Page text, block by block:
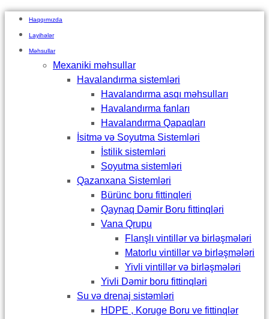
Haqqımızda
Layihələr
Məhsullar
Mexaniki məhsullar
Havalandırma sistemləri
Havalandırma asqı məhsulları
Havalandırma fanları
Havalandırma Qapaqları
İsitmə və Soyutma Sistemləri
İstilik sistemləri
Soyutma sistemləri
Qazanxana Sistemləri
Bürünc boru fittinqleri
Qaynaq Dəmir Boru fittinqləri
Vana Qrupu
Flanşlı vintillər və birləşmələri
Matorlu vintillər və birləşmələri
Yivli vintillər və birləşmələri
Yivli Dəmir boru fittinqləri
Su və drenaj sistəmləri
HDPE , Koruge Boru ve fittinqlər